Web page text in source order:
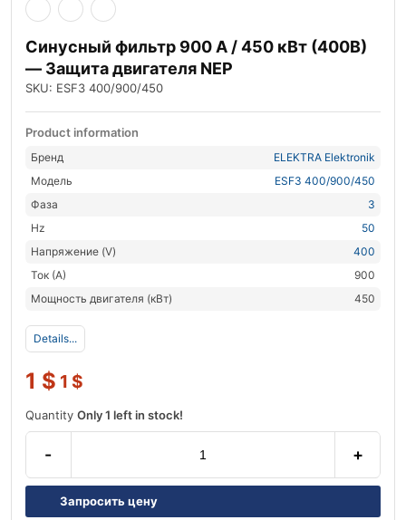
Синусный фильтр 900 А / 450 кВт (400В)
— Защита двигателя NEP
SKU: ESF3 400/900/450
Product information
Бренд
ELEKTRA Elektronik
Модель
ESF3 400/900/450
Фаза
3
Hz
50
Напряжение (V)
400
Ток (А)
900
Мощность двигателя (кВт)
450
Details...
1 $ 1 $
Quantity Only 1 left in stock!
- +
Запросить цену